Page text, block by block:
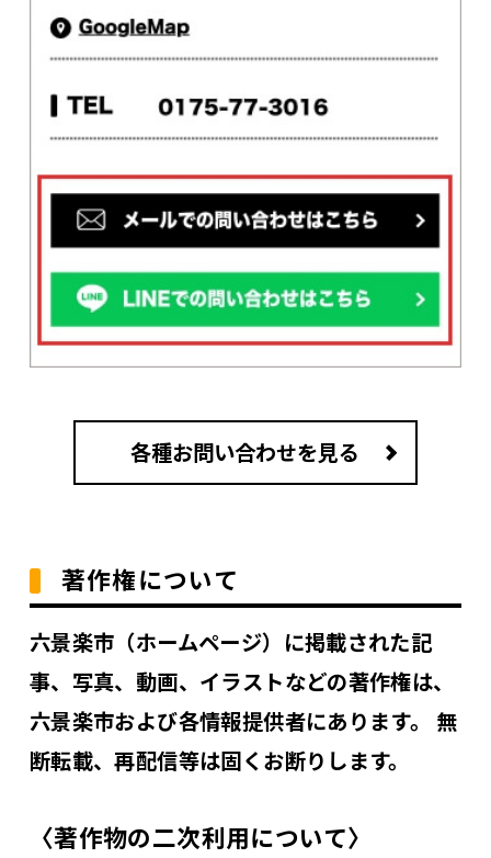
各種お問い合わせを見る
著作権について
六景楽市（ホームページ）に掲載された記
事、写真、動画、イラストなどの著作権は、
六景楽市および各情報提供者にあります。 無
断転載、再配信等は固くお断りします。
〈著作物の二次利用について〉